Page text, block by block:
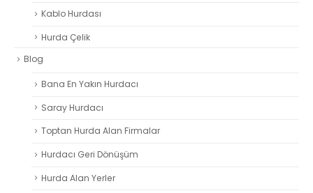
Kablo Hurdası
Hurda Çelik
Blog
Bana En Yakın Hurdacı
Saray Hurdacı
Toptan Hurda Alan Firmalar
Hurdacı Geri Dönüşüm
Hurda Alan Yerler